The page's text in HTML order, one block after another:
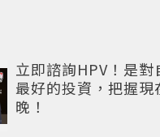
立即諮詢HPV！是對
最好的投資，把握現
晚！